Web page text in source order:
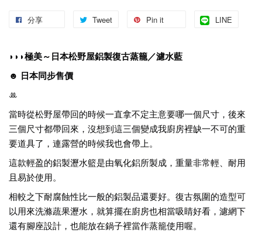
分享 Tweet Pin it LINE
◗◗◗極美～日本松野屋鋁製復古蒸籠／濾水藍
☻ 日本同步售價
ꔛ
當時從松野屋帶回的時候一直拿不定主意要哪一個尺寸，後來
三個尺寸都帶回來，沒想到這三個變成我廚房裡缺一不可的重
要道具了，連露營的時候我也會帶上。
這款輕盈的鋁製瀝水籃是由氧化鋁所製成，重量非常輕、耐用
且易於使用。
相較之下耐腐蝕性比一般的鋁製品還要好。復古氛圍的造型可
以用來洗滌蔬果瀝水，就算擺在廚房也相當吸睛好看，濾網下
還有腳座設計，也能放在鍋子裡當作蒸籠使用喔。